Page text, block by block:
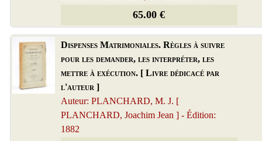
65.00 €
Dispenses Matrimoniales. Règles à suivre
pour les demander, les interpréter, les
mettre à exécution. [ Livre dédicacé par
l'auteur ]
Auteur: PLANCHARD, M. J. [
PLANCHARD, Joachim Jean ] - Édition:
1882